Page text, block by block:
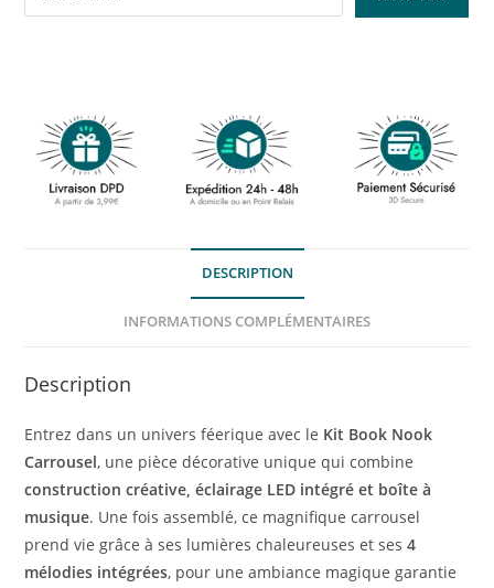
DESCRIPTION
INFORMATIONS COMPLÉMENTAIRES
Description
Entrez dans un univers féerique avec le Kit Book Nook
Carrousel, une pièce décorative unique qui combine
construction créative, éclairage LED intégré et boîte à
musique. Une fois assemblé, ce magnifique carrousel
prend vie grâce à ses lumières chaleureuses et ses4
mélodies intégrées, pour une ambiance magique garantie